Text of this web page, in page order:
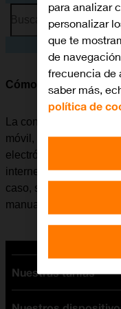
Busca por problema o
Cómo configurar el
La conexión de
móvil, por ejemplo, al
electrónico, instalar
internet una vez se
caso, se puede
manual.
Nuestras tarifas
para analizar
personalizar
que te
de
frecuencia de
saber más,
política de